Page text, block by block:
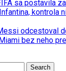
sa postavila
kontrola
odcestoval
bez neho